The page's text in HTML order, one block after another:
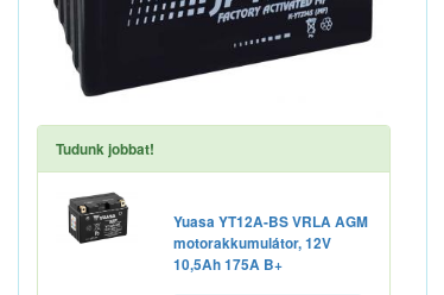
Tudunk jobbat!
Yuasa YT12A-BS VRLA AGM
motorakkumulátor, 12V
10,5Ah 175A B+